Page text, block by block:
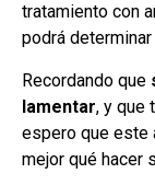
tratamiento con
podrá
Recordando que
lamentar, y que
espero que este
mejor qué hacer